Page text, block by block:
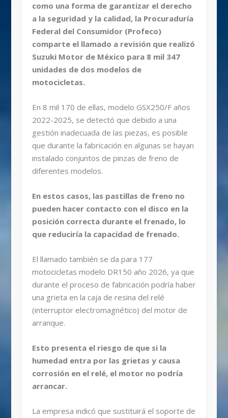
como una forma de garantizar el derecho
a la seguridad y la calidad, la Procuraduría
Federal del Consumidor (Profeco)
comparte el llamado a revisión que realizó
Suzuki Motor de México para 8 mil 347
unidades de dos modelos de
motocicletas.
En 8 mil 170 de ellas, modelo GSX250/F años
2022-2025, se detectó que debido a una
gestión inadecuada de las piezas, es posible
que durante la fabricación en algunas se hayan
instalado conjuntos de pinzas de freno de
diferentes modelos.
En estos casos, las pastillas de freno no
pueden hacer contacto con el disco en la
posición correcta durante el frenado, lo
que reduciría la capacidad de frenado.
El llamado también se da para 177
motocicletas modelo DR150 año 2026, ya que
durante el proceso de fabricación podría haber
una grieta en la caja de resina del relé
(interruptor electromagnético) del motor de
arranque.
Esto presenta el riesgo de que si la
humedad entra por las grietas y causa
corrosión en el relé, el motor no podría
arrancar.
La empresa indicó que sustituirá el soporte de